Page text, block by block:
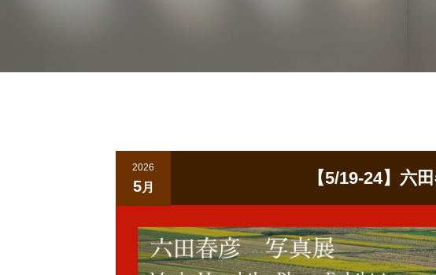
2026
5月 【5/19-24】六